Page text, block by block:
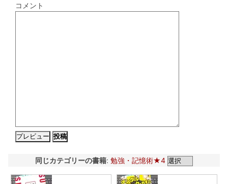
コメント
同じカテゴリーの書籍: 勉強・記憶術★4